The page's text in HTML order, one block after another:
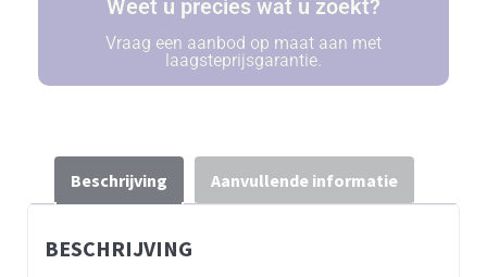
Weet u precies wat u zoekt?
Vraag een aanbod op maat aan met
laagsteprijsgarantie.
Beschrijving Aanvullende informatie
BESCHRIJVING